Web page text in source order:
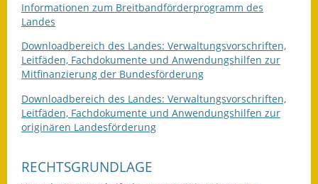
Informationen zum Breitbandförderprogramm des
Landes
Downloadbereich des Landes: Verwaltungsvorschriften,
Leitfäden, Fachdokumente und Anwendungshilfen zur
Mitfinanzierung der Bundesförderung
Downloadbereich des Landes: Verwaltungsvorschriften,
Leitfäden, Fachdokumente und Anwendungshilfen zur
originären Landesförderung
RECHTSGRUNDLAGE